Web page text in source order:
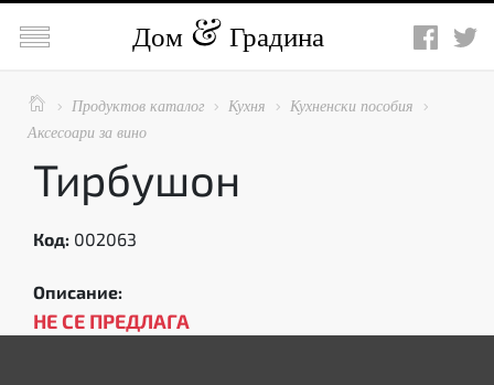
 Дом Градина
  Продуктов каталог  Кухня  Кухненски пособия 
Аксесоари за вино
Тирбушон
Код: 002063
Описание:
НЕ СЕ ПРЕДЛАГА